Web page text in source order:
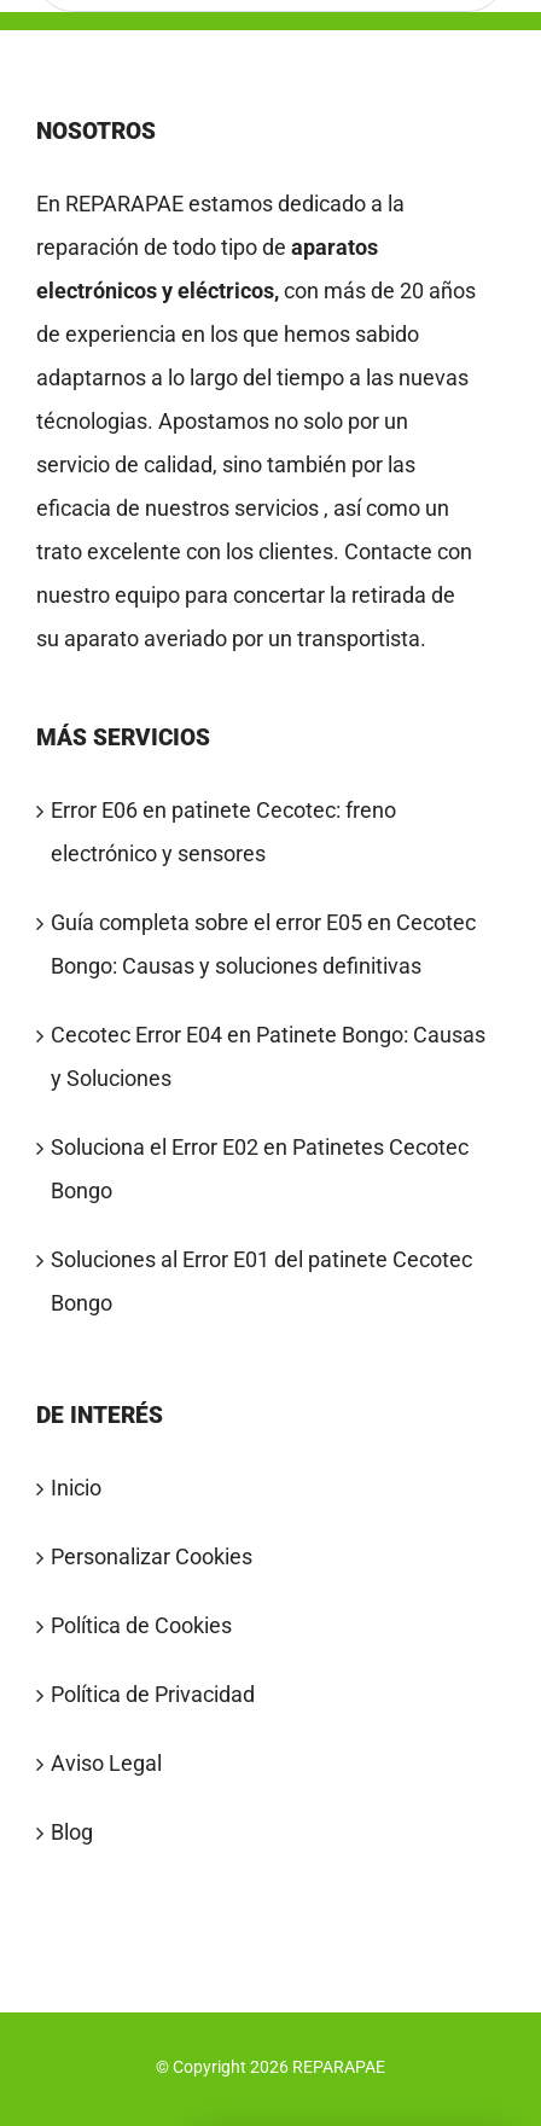
NOSOTROS
En REPARAPAE estamos dedicado a la
reparación de todo tipo de aparatos
electrónicos y eléctricos,con más de 20 años
de experiencia en los que hemos sabido
adaptarnos a lo largo del tiempo a las nuevas
técnologias. Apostamos no solo por un
servicio de calidad, sino también por las
eficacia de nuestros servicios , así como un
trato excelente con los clientes. Contacte con
nuestro equipo para concertar la retirada de
su aparato averiado por un transportista.
MÁS SERVICIOS
Error E06 en patinete Cecotec: freno
electrónico y sensores
Guía completa sobre el error E05 en Cecotec
Bongo: Causas y soluciones definitivas
Cecotec Error E04 en Patinete Bongo: Causas
y Soluciones
Soluciona el Error E02 en Patinetes Cecotec
Bongo
Soluciones al Error E01 del patinete Cecotec
Bongo
DE INTERÉS
Inicio
Personalizar Cookies
Política de Cookies
Política de Privacidad
Aviso Legal
Blog
© Copyright 2026 REPARAPAE